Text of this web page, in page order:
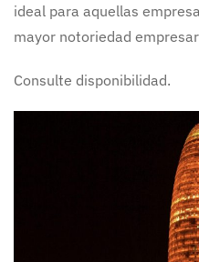
ideal para aquellas
mayor notoriedad
Consulte disponibilidad.